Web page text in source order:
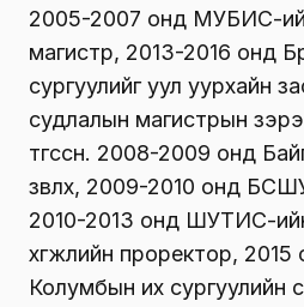
2005-2007 онд МУБИС-
магистр, 2013-2016 онд
сургуулийг уул уурхайн
судлалын магистрын
төгссөн. 2008-2009 онд
зөвлөх, 2009-2010 онд
2010-2013 онд ШУТИС-
хөгжлийн проректор,
Колумбын их сургуулийн